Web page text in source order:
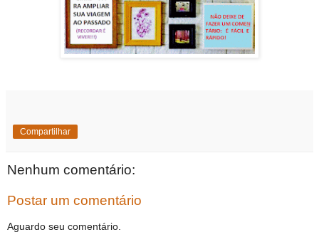
Compartilhar
Nenhum comentário:
Postar um comentário
Aguardo seu comentário.